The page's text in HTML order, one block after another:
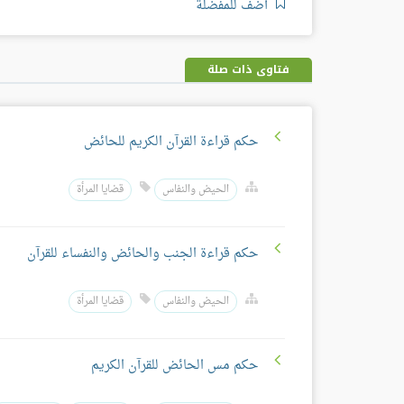
أضف للمفضلة
فتاوى ذات صلة
حكم قراءة القرآن الكريم للحائض
الحيض والنفاس قضايا المرأة
حكم قراءة الجنب والحائض والنفساء للقرآن
الحيض والنفاس قضايا المرأة
حكم مس الحائض للقرآن الكريم